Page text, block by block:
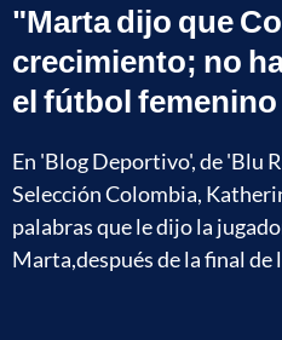
"Marta dijo que
crecimiento; no
el fútbol femenino
En 'Blog Deportivo', de 'Blu
Selección Colombia,
palabras que le dijo la
Marta,después de la final de